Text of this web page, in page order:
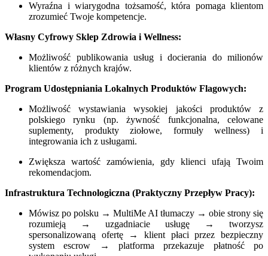
Wyraźna i wiarygodna tożsamość, która pomaga klientom
zrozumieć Twoje kompetencje.
Własny Cyfrowy Sklep Zdrowia i Wellness:
Możliwość publikowania usług i docierania do milionów
klientów z różnych krajów.
Program Udostępniania Lokalnych Produktów Flagowych:
Możliwość wystawiania wysokiej jakości produktów z
polskiego rynku (np. żywność funkcjonalna, celowane
suplementy, produkty ziołowe, formuły wellness) i
integrowania ich z usługami.
Zwiększa wartość zamówienia, gdy klienci ufają Twoim
rekomendacjom.
Infrastruktura Technologiczna (Praktyczny Przepływ Pracy):
Mówisz po polsku → MultiMe AI tłumaczy → obie strony się
rozumieją → uzgadniacie usługę → tworzysz
spersonalizowaną ofertę → klient płaci przez bezpieczny
system escrow → platforma przekazuje płatność po